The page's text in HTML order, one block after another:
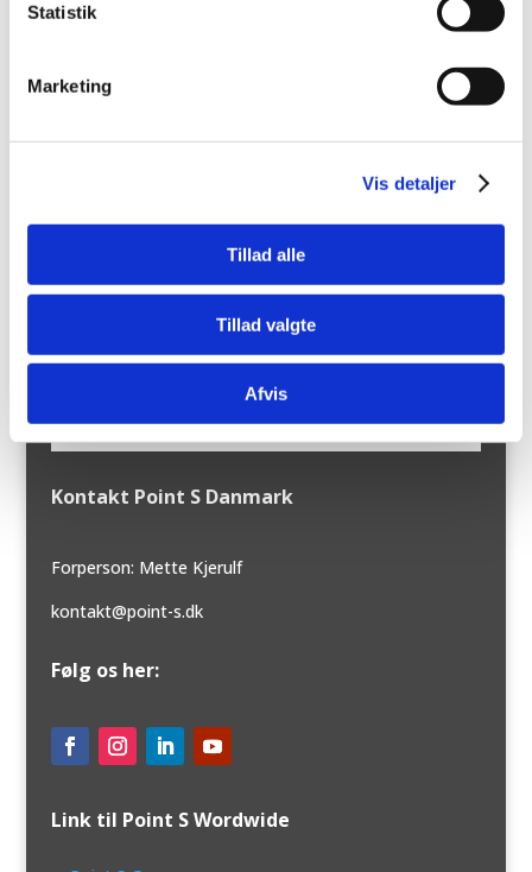
Statistik
Marketing
Vis detaljer
Tillad alle
Tillad valgte
Afvis
Vinterdæk
Alufælge
Hurtigmenu
Kontakt Point S Danmark
Forperson: Mette Kjerulf
kontakt@point-s.dk
Følg os her:
Link til Point S Wordwide